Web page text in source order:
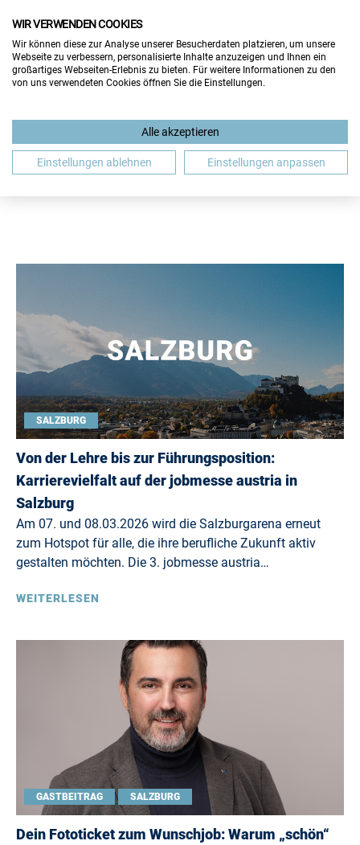
BEWERBUNG GASTBEITRAG GEHALT
JOBMESSE JOBSUCHE SALZBURG WIEN
SALZBURG
Von der Lehre bis zur Führungsposition:
Karrierevielfalt auf der jobmesse austria in
Salzburg
Am 07. und 08.03.2026 wird die Salzburgarena erneut
zum Hotspot für alle, die ihre berufliche Zukunft aktiv
gestalten möchten. Die 3. jobmesse austria…
WEITERLESEN
GASTBEITRAG SALZBURG
Dein Fototicket zum Wunschjob: Warum „schön“
WIR VERWENDEN COOKIES
Wir können diese zur Analyse unserer Besucherdaten platzieren, um unsere
Webseite zu verbessern, personalisierte Inhalte anzuzeigen und Ihnen ein
großartiges Webseiten-Erlebnis zu bieten. Für weitere Informationen zu den
von uns verwendeten Cookies öffnen Sie die Einstellungen.
Alle akzeptieren
Einstellungen ablehnen Einstellungen anpassen